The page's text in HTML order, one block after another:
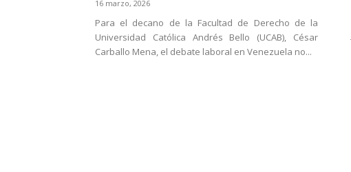
16 marzo, 2026
Para el decano de la Facultad de Derecho de la
Universidad Católica Andrés Bello (UCAB), César
Carballo Mena, el debate laboral en Venezuela no...